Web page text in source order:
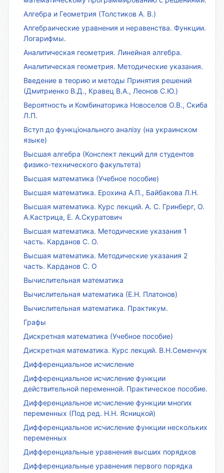
Алгебра и Геометрия (Толстиков А. В.)
Алгебраические уравнения и неравенства. Функции.
Логарифмы.
Аналитическая геометрия. Линейная алгебра.
Аналитическая геометрия. Методические указания.
Введение в теорию и методы Принятия решений
(Дмитриенко В.Д., Кравец В.А., Леонов С.Ю.)
Вероятность и Комбинаторика Новоселов О.В., Скиба
Л.П.
Вступ до функціонального аналізу (на украинском
языке)
Высшая алгебра (Конспект лекций для студентов
физико-технического факультета)
Высшая математика (Учебное пособие)
Высшая математика. Ерохина А.П., Байбакова Л.Н.
Высшая математика. Курс лекций. А. С. Гринберг, О.
А.Кастрица, Е. А.Скуратович
Высшая математика. Методические указания 1
часть. Карданов С. О.
Высшая математика. Методические указания 2
часть. Карданов С. О
Вычислительная математика
Вычислительная математика (Е.Н. Платонов)
Вычислительная математика. Практикум.
Графы
Дискретная математика (Учебное пособие)
Дискретная математика. Курс лекций. В.Н.Семенчук
Дифференциальное исчисление
Дифференциальное исчисление функции
действительной переменной. Практическое пособие.
Дифференциальное исчисление функции многих
переменных (Под ред. Н.Н. Ясницкой)
Дифференциальное исчисление функции нескольких
переменных
Дифференциальные уравнения высших порядков
Дифференциальные уравнения первого порядка